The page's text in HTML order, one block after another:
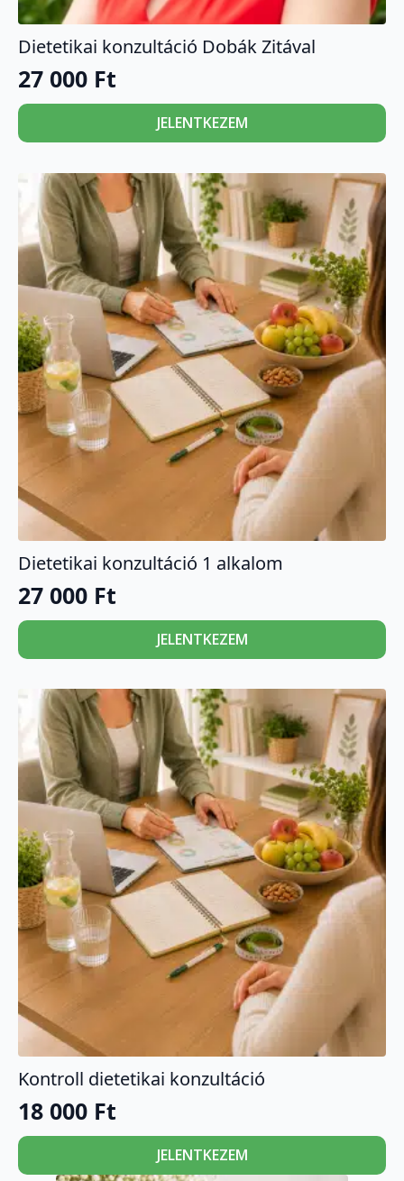
Dietetikai konzultáció Dobák Zitával
27 000 Ft
JELENTKEZEM
Dietetikai konzultáció 1 alkalom
27 000 Ft
JELENTKEZEM
Kontroll dietetikai konzultáció
18 000 Ft
JELENTKEZEM